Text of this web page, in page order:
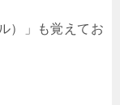
）」も覚えてお